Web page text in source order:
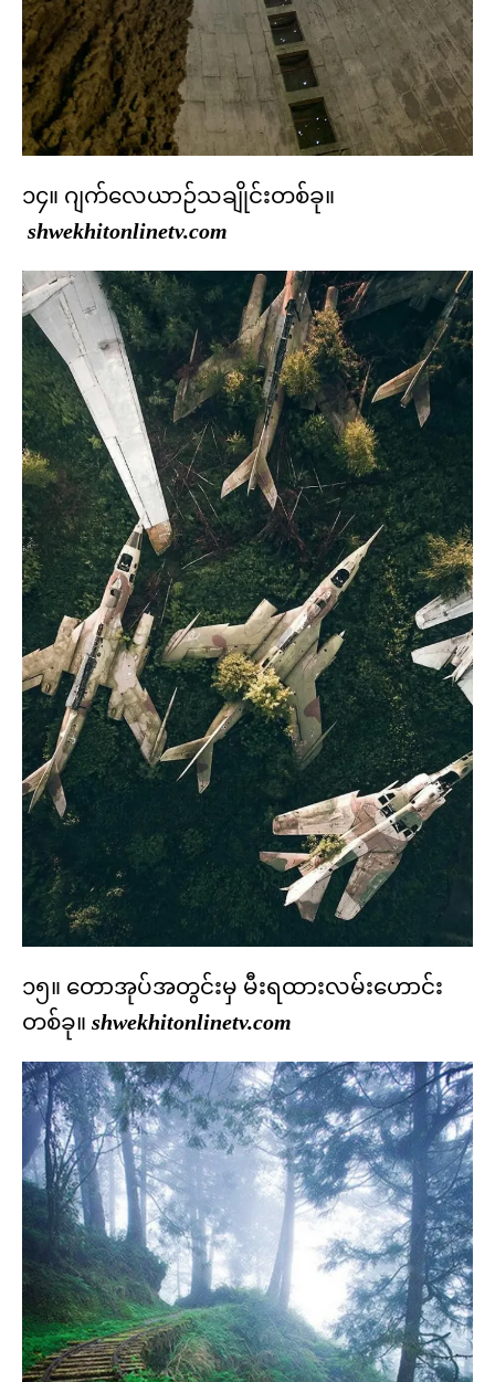
၁၄။ ဂျက်လေယာဉ်သချိုင်းတစ်ခု။
shwekhitonlinetv.com
၁၅။ တောအုပ်အတွင်းမှ မီးရထားလမ်းဟောင်း
တစ်ခု။ shwekhitonlinetv.com